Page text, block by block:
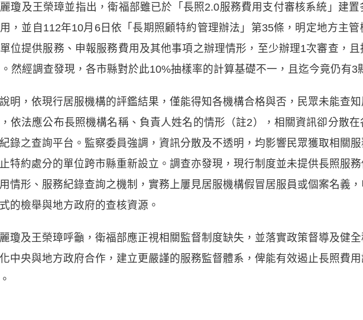
瓊及王榮璋並指出，衛福部雖已於「長照2.0服務費用支付審核系統」建
，並自112年10月6日依「長期照顧特約管理辦法」第35條，明定地方主
位提供服務、申報服務費用及其他事項之辦理情形，至少辦理1次審查，
然經調查發現，各市縣對於此10%抽樣率的計算基礎不一，且迄今竟仍有3
明，依現行居服機構的評鑑結果，僅能得知各機構合格與否，民眾未能查
依法應公布長照機構名稱、負責人姓名的情形（註2），相關資訊卻分散
錄之查詢平台。監察委員強調，資訊分散及不透明，均影響民眾獲取相關
特約處分的單位跨市縣重新設立。調查亦發現，現行制度並未提供長照服
情形、服務紀錄查詢之機制，實務上屢見居服機構假冒居服員或個案名義
的檢舉與地方政府的查核資源。
瓊及王榮璋呼籲，衛福部應正視相關監督制度缺失，並落實政策督導及健
中央與地方政府合作，建立更嚴謹的服務監督體系，俾能有效遏止長照費